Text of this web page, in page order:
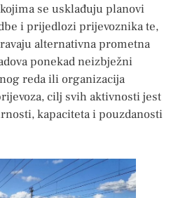
se usklađuju planovi
i prijedlozi prijevoznika te,
alternativna prometna
ponekad neizbježni
reda ili organizacija
cilj svih aktivnosti jest
kapaciteta i pouzdanosti